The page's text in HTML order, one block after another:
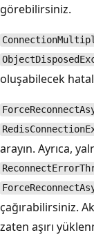
görebilirsiniz.
oluşabilecek
arayın. Ayrıca,
çağırabilirsiniz.
zaten aşırı